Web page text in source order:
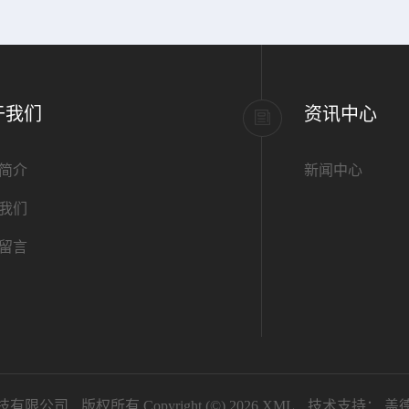
我们
介
们
言
资讯中心
新闻中心
有限公司 版权所有 Copyright (©) 2026 XML 技术支持： 盖